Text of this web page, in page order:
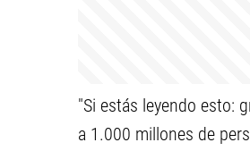
"Si estás leyendo esto:
a 1.000 millones de